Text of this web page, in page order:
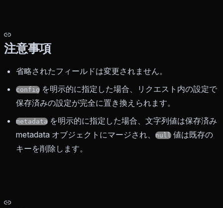
注意事項
省略されたフィールドは変更されません。
config を明示的に指定した場合、リクエスト内の設定で
保存済みの設定が完全に置き換えられます。
metadata を明示的に指定した場合、文字列値は保存済み
metadata オブジェクトにマージされ、
null 値は既存の
キーを削除します。